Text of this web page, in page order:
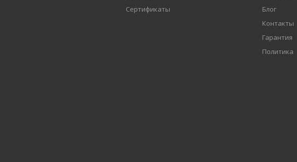
Сертификаты
Блог
Контакты
Гарантия
Политика